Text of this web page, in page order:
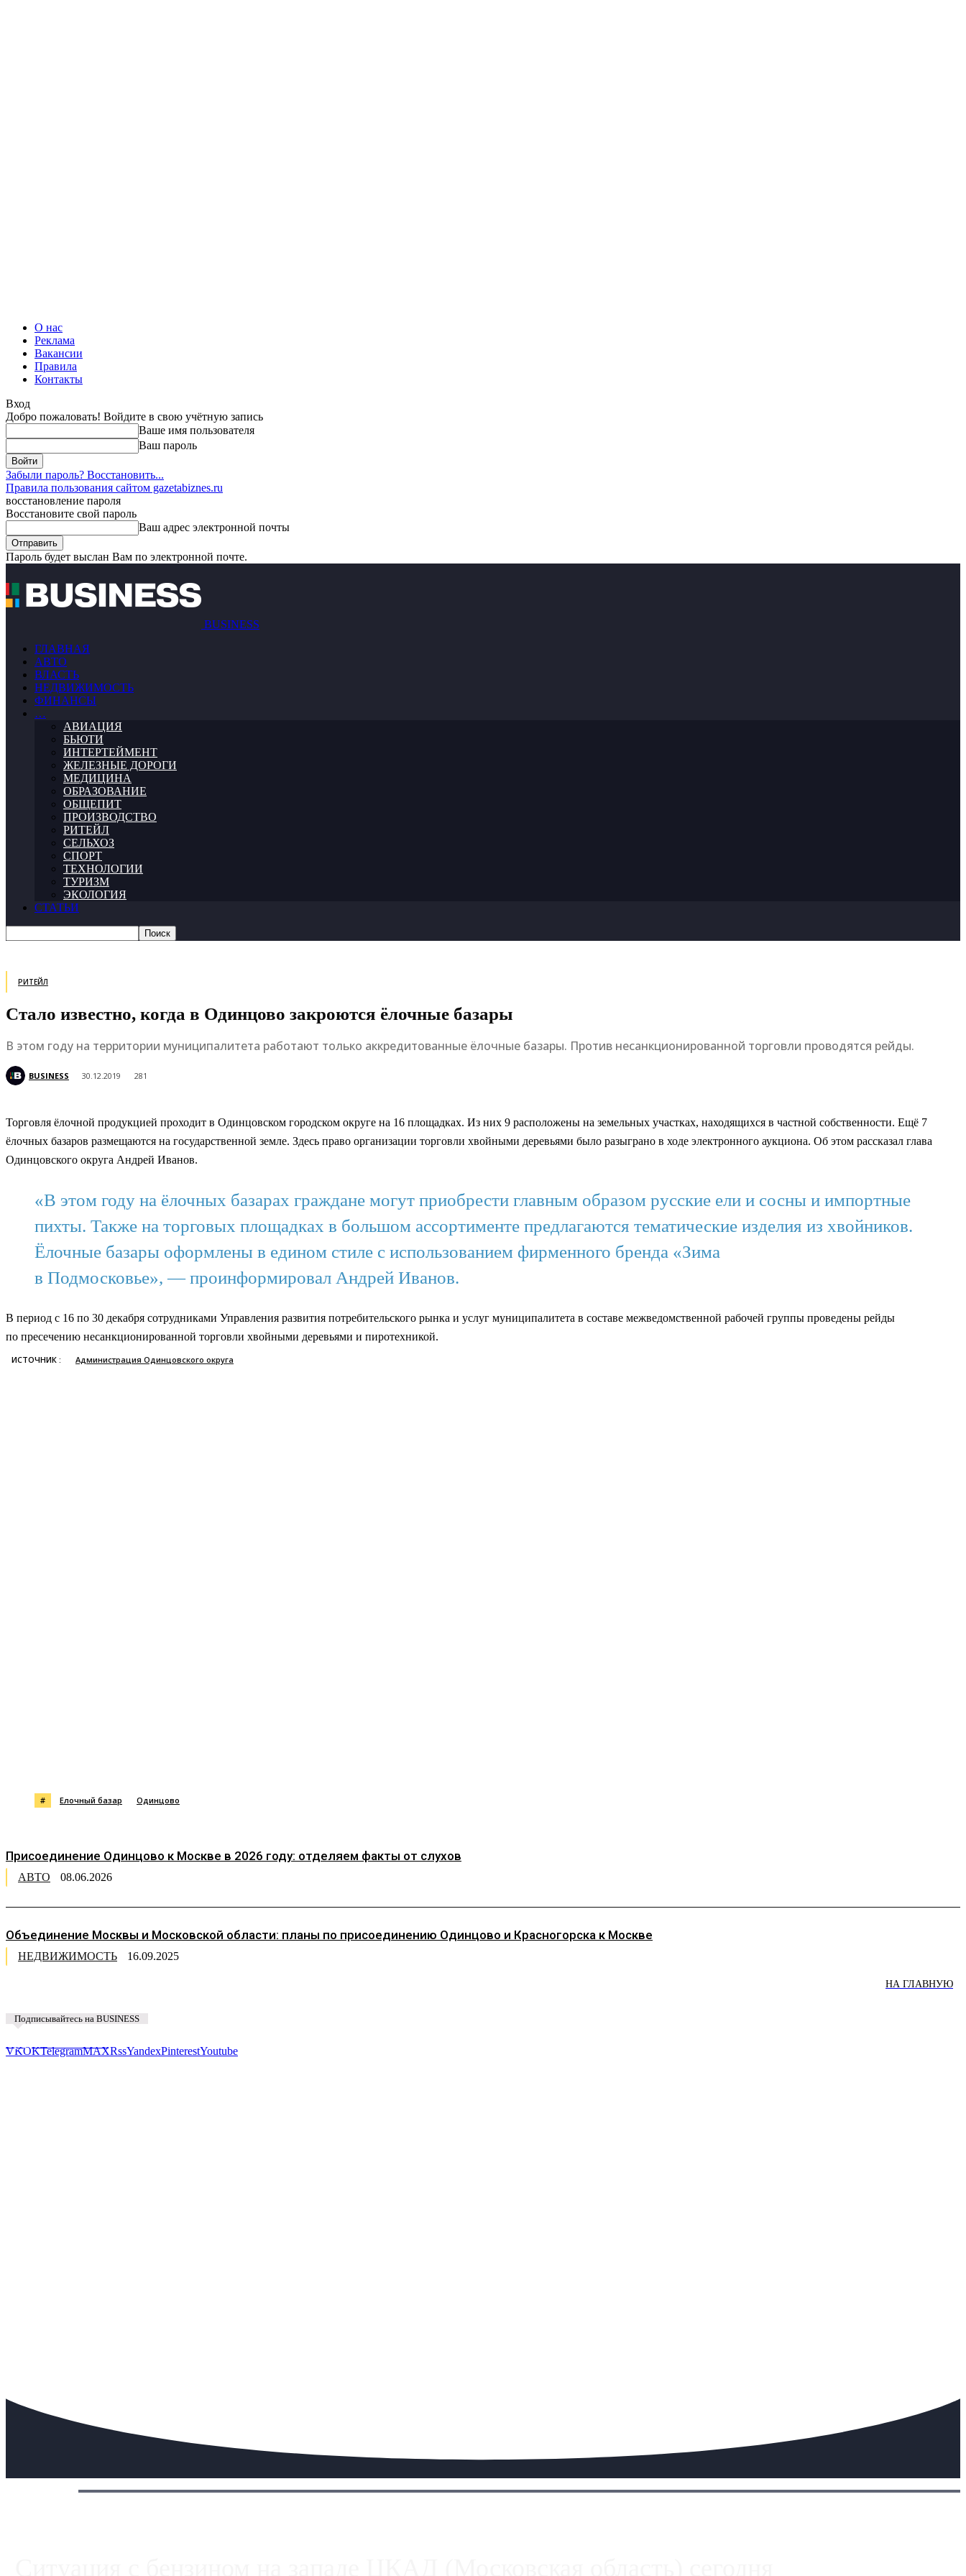
О нас
Реклама
Вакансии
Правила
Контакты
Вход
Добро пожаловать! Войдите в свою учётную запись
Ваше имя пользователя
Ваш пароль
Забыли пароль? Восстановить...
Правила пользования сайтом gazetabiznes.ru
восстановление пароля
Восстановите свой пароль
Ваш адрес электронной почты
Пароль будет выслан Вам по электронной почте.
BUSINESS
ГЛАВНАЯ
АВТО
ВЛАСТЬ
НЕДВИЖИМОСТЬ
ФИНАНСЫ
…
АВИАЦИЯ
БЬЮТИ
ИНТЕРТЕЙМЕНТ
ЖЕЛЕЗНЫЕ ДОРОГИ
МЕДИЦИНА
ОБРАЗОВАНИЕ
ОБЩЕПИТ
ПРОИЗВОДСТВО
РИТЕЙЛ
СЕЛЬХОЗ
СПОРТ
ТЕХНОЛОГИИ
ТУРИЗМ
ЭКОЛОГИЯ
СТАТЬИ
РИТЕЙЛ
Стало известно, когда в Одинцово закроются ёлочные базары
В этом году на территории муниципалитета работают только аккредитованные ёлочные базары. Против несанкционированной торговли проводятся рейды.
BUSINESS 30.12.2019 281
Торговля ёлочной продукцией проходит в Одинцовском городском округе на 16 площадках. Из них 9 расположены на земельных участках, находящихся в частной собственности. Ещё 7
ёлочных базаров размещаются на государственной земле. Здесь право организации торговли хвойными деревьями было разыграно в ходе электронного аукциона. Об этом рассказал глава
Одинцовского округа Андрей Иванов.
«В этом году на ёлочных базарах граждане могут приобрести главным образом русские ели и сосны и импортные
пихты. Также на торговых площадках в большом ассортименте предлагаются тематические изделия из хвойников.
Ёлочные базары оформлены в едином стиле с использованием фирменного бренда «Зима
в Подмосковье», — проинформировал Андрей Иванов.
В период с 16 по 30 декабря сотрудниками Управления развития потребительского рынка и услуг муниципалитета в составе межведомственной рабочей группы проведены рейды
по пресечению несанкционированной торговли хвойными деревьями и пиротехникой.
ИСТОЧНИК : Администрация Одинцовского округа
# Елочный базар Одинцово
Присоединение Одинцово к Москве в 2026 году: отделяем факты от слухов
АВТО 08.06.2026
Объединение Москвы и Московской области: планы по присоединению Одинцово и Красногорска к Москве
НЕДВИЖИМОСТЬ 16.09.2025
НА ГЛАВНУЮ
Подписывайтесь на BUSINESS
VKOKTelegramMAXRssYandexPinterestYoutube